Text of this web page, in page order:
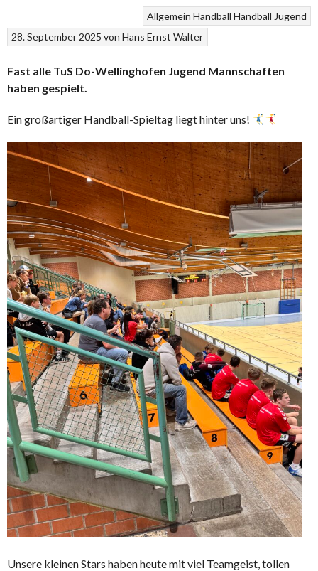
Allgemein Handball Handball Jugend
28. September 2025 vonHans Ernst Walter
Fast alle TuS Do-Wellinghofen Jugend Mannschaften
haben gespielt.
Ein großartiger Handball-Spieltag liegt hinter uns!
Unsere kleinen Stars haben heute mit viel Teamgeist, tollen